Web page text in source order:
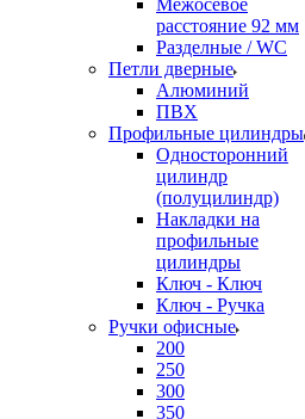
Межосевое
расстояние 92 мм
Разделные / WC
Петли дверные
Алюминий
ПВХ
Профильные цилиндры
Односторонний
цилиндр
(полуцилиндр)
Накладки на
профильные
цилиндры
Ключ - Ключ
Ключ - Ручка
Ручки офисные
200
250
300
350